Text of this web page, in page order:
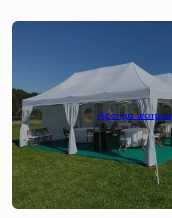
Аренда шатров